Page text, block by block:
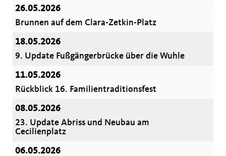
26.05.2026
Brunnen auf dem Clara-Zetkin-Platz
18.05.2026
9. Update Fußgängerbrücke über die Wuhle
11.05.2026
Rückblick 16. Familientraditionsfest
08.05.2026
23. Update Abriss und Neubau am
Cecilienplatz
06.05.2026